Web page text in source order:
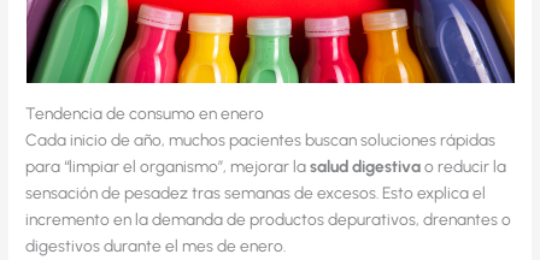
Tendencia de consumo en enero
Cada inicio de año, muchos pacientes buscan soluciones rápidas
para “limpiar el organismo”, mejorar lasalud digestivao reducir la
sensación de pesadez tras semanas de excesos. Esto explica el
incremento en la demanda de productos depurativos, drenantes o
digestivos durante el mes de enero.